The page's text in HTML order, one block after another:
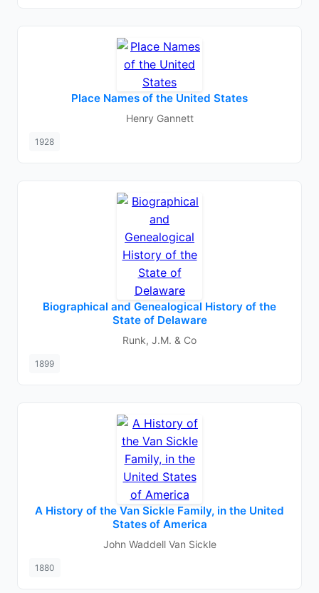
Place Names of the United States
Henry Gannett
1928
Biographical and Genealogical History of the
State of Delaware
Runk, J.M. & Co
1899
A History of the Van Sickle Family, in the United
States of America
John Waddell Van Sickle
1880